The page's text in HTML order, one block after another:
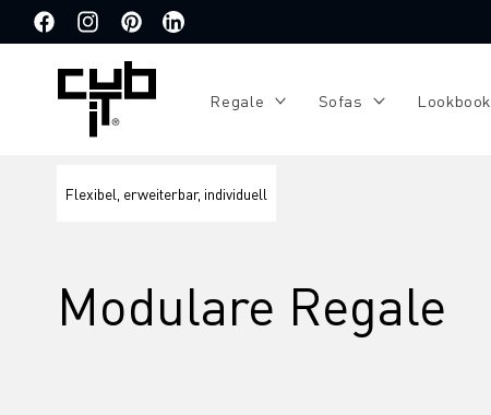
zum
Inhalt
FacebookInstagramPinterestTranslation
Regale Sofas Lookbook
Flexibel, erweiterbar, individuell
Modulare Regale